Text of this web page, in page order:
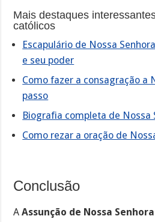
Mais destaques
católicos
Escapulário de Nossa
e seu poder
Como fazer a consagração a
passo
Biografia completa de Nossa
Como rezar a oração de
Conclusão
AAssunção de Nossa Senhora